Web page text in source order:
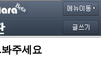
주세요